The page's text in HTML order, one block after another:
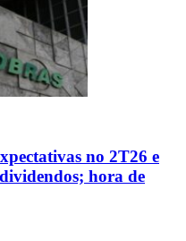
no 2T26 e
hora de